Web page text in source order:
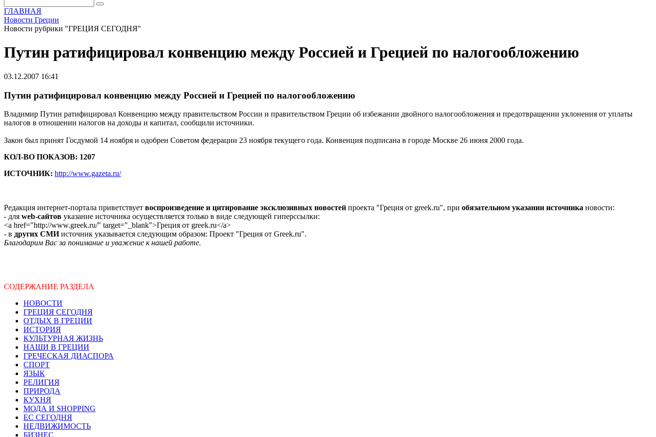
ГЛАВНАЯ
Новости Греции
Новости рубрики "ГРЕЦИЯ СЕГОДНЯ"
Путин ратифицировал конвенцию между Россией и Грецией по налогообложению
03.12.2007 16:41
Путин ратифицировал конвенцию между Россией и Грецией по налогообложению
Владимир Путин ратифицировал Конвенцию между правительством России и правительством Греции об избежании двойного налогообложения и предотвращении уклонения от уплаты
налогов в отношении налогов на доходы и капитал, сообщили источники.
Закон был принят Госдумой 14 ноября и одобрен Советом федерации 23 ноября текущего года. Конвенция подписана в городе Москве 26 июня 2000 года.
КОЛ-ВО ПОКАЗОВ: 1207
ИСТОЧНИК: http://www.gazeta.ru/
Редакция интернет-портала приветствует воспроизведение и цитирование эксклюзивных новостей проекта "Греция от greek.ru", при обязательном указании источника новости:
- для web-сайтов указание источника осуществляется только в виде следующей гиперссылки:
<a href="http://www.greek.ru/" target="_blank">Греция от greek.ru</a>
- в других СМИисточник указывается следующим образом: Проект "Греция от Greek.ru".
Благодарим Вас за понимание и уважение к нашей работе.
СОДЕРЖАНИЕ РАЗДЕЛА
НОВОСТИ
ГРЕЦИЯ СЕГОДНЯ
ОТДЫХ В ГРЕЦИИ
ИСТОРИЯ
КУЛЬТУРНАЯ ЖИЗНЬ
НАШИ В ГРЕЦИИ
ГРЕЧЕСКАЯ ДИАСПОРА
СПОРТ
ЯЗЫК
РЕЛИГИЯ
ПРИРОДА
КУХНЯ
МОДА И SHOPPING
ЕС СЕГОДНЯ
НЕДВИЖИМОСТЬ
БИЗНЕС